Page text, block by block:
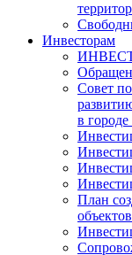
Инвесторам
Совет
в
План